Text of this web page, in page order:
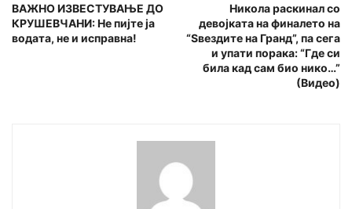
ВАЖНО ИЗВЕСТУВАЊЕ ДО
КРУШЕВЧАНИ: Не пијте ја
водата, не и исправна!
Никола раскинал со
девојката на финалето на
“Ѕвездите на Гранд”, па сега
и упати порака: “Где си
била кад сам био нико…”
(Видео)